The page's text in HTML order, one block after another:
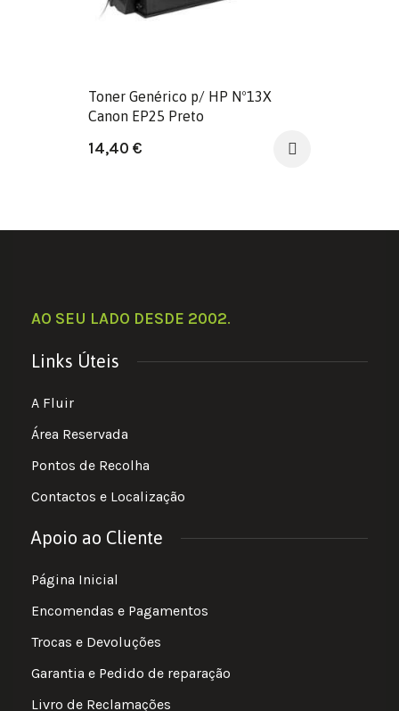
Toner Genérico p/ HP Nº13X
Canon EP25 Preto
14,40 €
AO SEU LADO DESDE 2002.
Links Úteis
A Fluir
Área Reservada
Pontos de Recolha
Contactos e Localização
Apoio ao Cliente
Página Inicial
Encomendas e Pagamentos
Trocas e Devoluções
Garantia e Pedido de reparação
Livro de Reclamações